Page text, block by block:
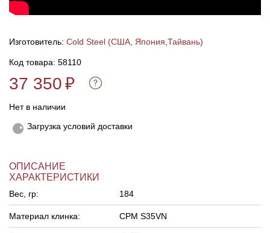
Изготовитель: Cold Steel (США, Япония,Тайвань)
Код товара: 58110
37 350₽
Нет в наличии
Загрузка условий доставки
ОПИСАНИЕ
ХАРАКТЕРИСТИКИ
Вес, гр: 184
Материал клинка: CPM S35VN
Полочки для лука
Кликеры для лука
Ножи складные